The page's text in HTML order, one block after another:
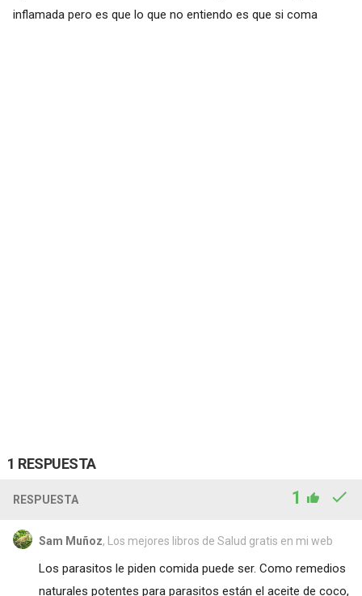
inflamada pero es que lo que no entiendo es que si coma
1 RESPUESTA
RESPUESTA 1
Sam Muñoz, Los mejores libros de Salud gratis en mi web
Los parasitos le piden comida puede ser. Como remedios
naturales potentes para parasitos están el aceite de coco,